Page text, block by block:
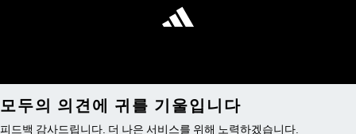
모두의 의견에 귀를 기울입니다
피드백 감사드립니다. 더 나은 서비스를 위해 노력하겠습니다.